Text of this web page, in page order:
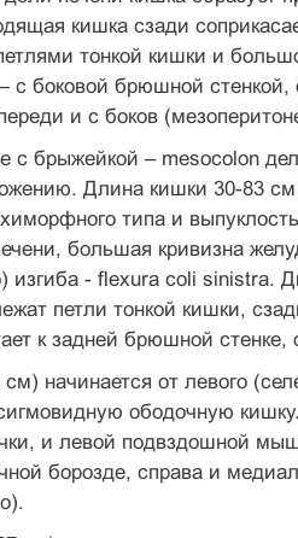
кишка сзади
тонкой кишки и
боковой брюшной стенкой,
и с боков
с брыжейкой – mesocolon
Длина кишки 30-83
типа и
большая кривизна
изгиба - flexura coli sinistra.
петли тонкой кишки,
к задней брюшной
начинается от левого
ободочную
и левой подвздошной
борозде, справа и